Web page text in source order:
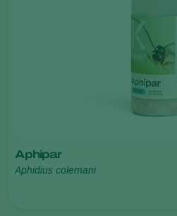
Aphipar
Aphidius colemani